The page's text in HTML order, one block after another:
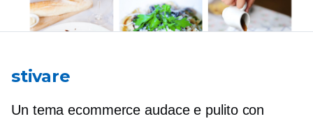
stivare
Un tema ecommerce audace e pulito con